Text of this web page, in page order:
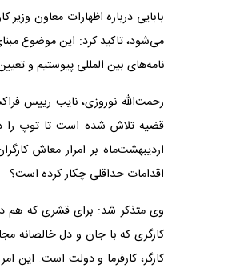
می‌شود، تاکید کرد: این موضوع
نامه‌های بین المللی پیوستیم و
رحمت‌الله نوروزی، نایب رییس
قضیه تلاش شده است تا توپ را
اردیبهشت‌ماه بر امرار معاش
اقدامات حداقلی چکار کرده است؟
وی متذکر شد: برای قشری که هم در
کارگری که با جان و دل خالصانه
کارگر، کارفرما و دولت است. این